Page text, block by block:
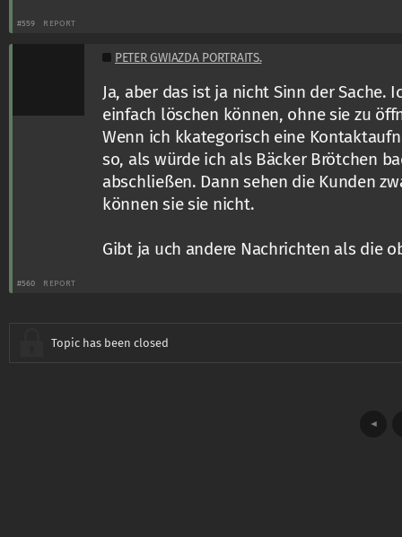
#559 REPORT
PETER GWIAZDA PORTRAITS.
Ja, aber das ist ja nicht Sinn der Sache.
einfach löschen können, ohne sie zu
Wenn ich kkategorisch eine
so, als würde ich als Bäcker Brötchen
abschließen. Dann sehen die Kunden
können sie sie nicht.
Gibt ja uch andere Nachrichten als die
#560 REPORT
Topic has been closed
◄